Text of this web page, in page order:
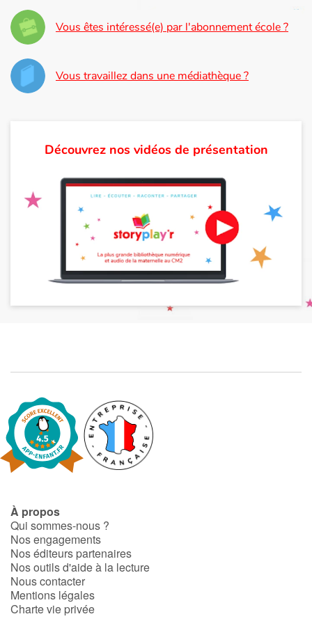
Vous êtes intéressé(e) par l'abonnement école ?
Vous travaillez dans une médiathèque ?
Découvrez nos vidéos de présentation
À propos
Qui sommes-nous ?
Nos engagements
Nos éditeurs partenaires
Nos outils d'aide à la lecture
Nous contacter
Mentions légales
Charte vie privée